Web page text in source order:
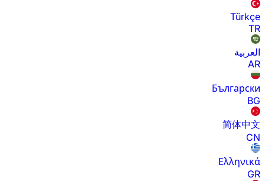
Türkçe
TR
العربية
AR
Български
BG
简体中文
CN
Ελληνικά
GR